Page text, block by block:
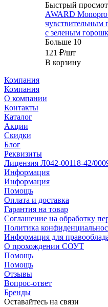
Быстрый
AWARD
чувствительным
с зеленым
Больше 10
121 ₽/шт
В корзину
Компания
Компания
О компании
Контакты
Каталог
Акции
Скидки
Блог
Реквизиты
Лицензия Л042-00118-42/
Информация
Информация
Помощь
Оплата и доставка
Гарантия на товар
Соглашение на обработку
Политика
Информация для
О прохождении СОУТ
Помощь
Помощь
Отзывы
Вопрос-ответ
Бренды
Оставайтесь на связи